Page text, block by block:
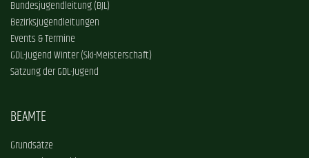
Bundesjugendleitung (BJL)
Bezirksjugendleitungen
Events & Termine
GDL-Jugend Winter (Ski-Meisterschaft)
Satzung der GDL-Jugend
BEAMTE
Grundsätze